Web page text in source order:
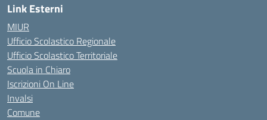
Link Esterni
MIUR
Ufficio Scolastico Regionale
Ufficio Scolastico Territoriale
Scuola in Chiaro
Iscrizioni On Line
Invalsi
Comune